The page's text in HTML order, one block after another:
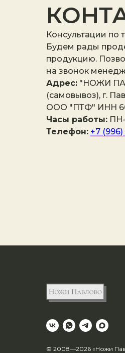
Консультации по
Будем рады
продукцию.
на звонок
Адрес: "НОЖИ
(самовывоз), г.
ООО "ПТФ" ИНН
Часы работы:
Телефон: +7 (996)
© 2008—2026 «Ножи